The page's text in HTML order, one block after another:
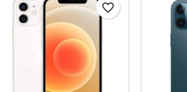
favorite_border